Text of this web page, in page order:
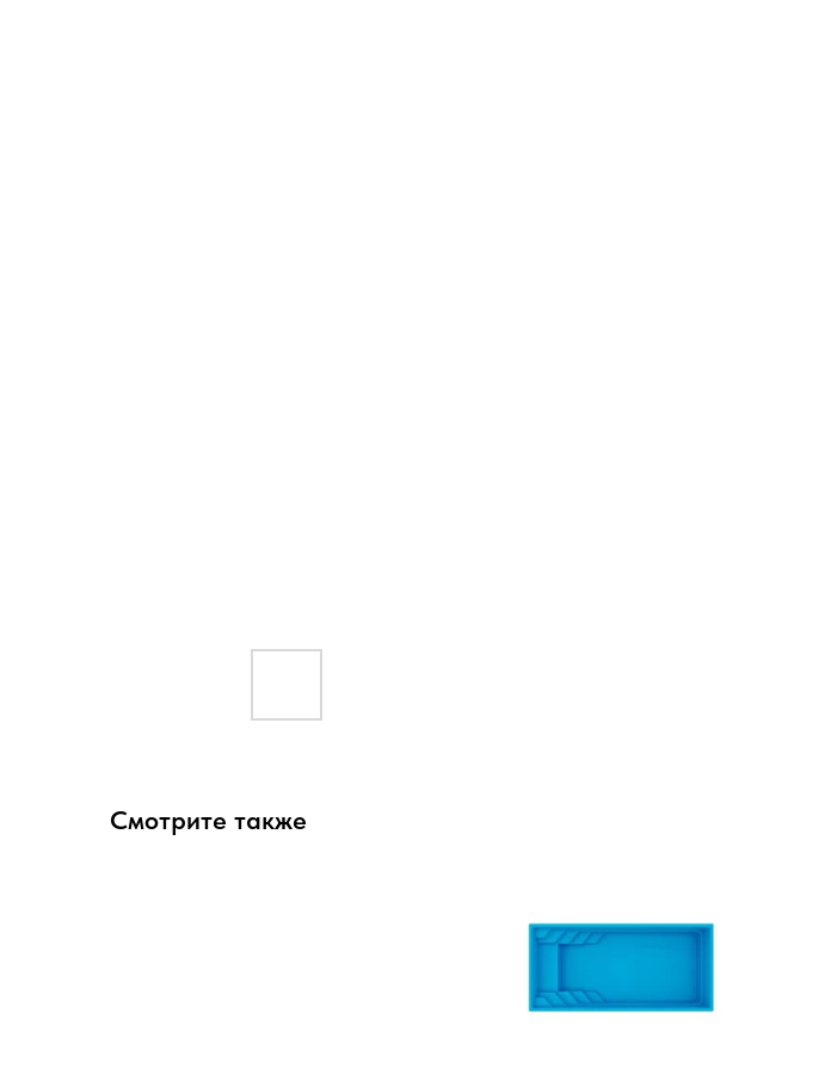
Смотрите также